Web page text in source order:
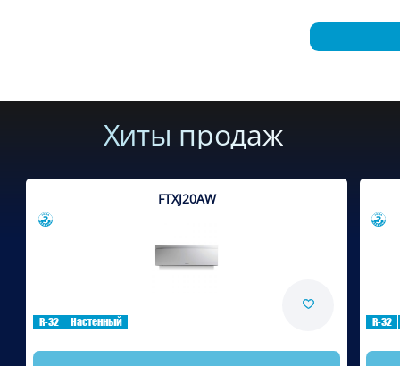
Хиты продаж
FTXJ20AW
R-32 Настенный R-32